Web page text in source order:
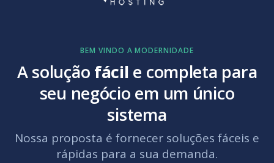
BEM VINDO A MODERNIDADE
A solução fácil e completa para
seu negócio em um único
sistema
Nossa proposta é fornecer soluções fáceis e
rápidas para a sua demanda.